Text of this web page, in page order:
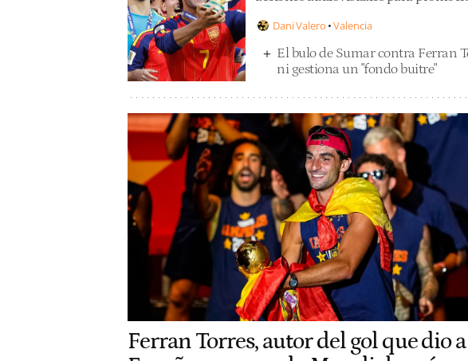
Dani Valero Valencia
El bulo de Sumar contra Ferran
ni gestiona un "fondo buitre"
Ferran Torres, autor del gol que dio a